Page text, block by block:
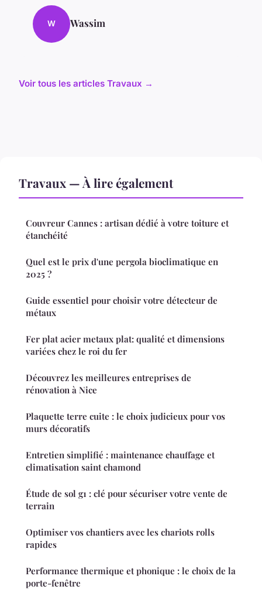
W Wassim
Voir tous les articles Travaux →
Travaux — À lire également
Couvreur Cannes : artisan dédié à votre toiture et
étanchéité
Quel est le prix d'une pergola bioclimatique en
2025 ?
Guide essentiel pour choisir votre détecteur de
métaux
Fer plat acier metaux plat: qualité et dimensions
variées chez le roi du fer
Découvrez les meilleures entreprises de
rénovation à Nice
Plaquette terre cuite : le choix judicieux pour vos
murs décoratifs
Entretien simplifié : maintenance chauffage et
climatisation saint chamond
Étude de sol g1 : clé pour sécuriser votre vente de
terrain
Optimiser vos chantiers avec les chariots rolls
rapides
Performance thermique et phonique : le choix de la
porte-fenêtre